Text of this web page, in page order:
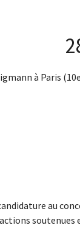
à Paris
au
soutenues